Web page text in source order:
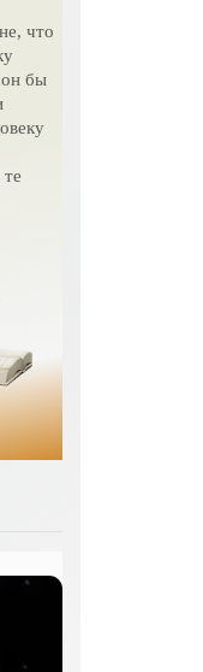
что
он бы